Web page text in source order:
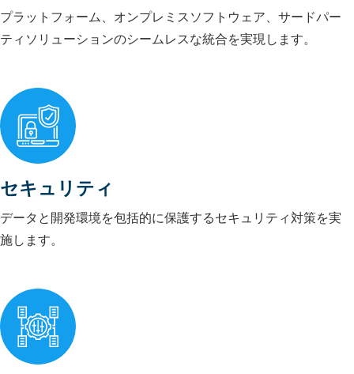
プラットフォーム、オンプレミスソフトウェア、サードパー
ティソリューションのシームレスな統合を実現します。
セキュリティ
データと開発環境を包括的に保護するセキュリティ対策を実
施します。